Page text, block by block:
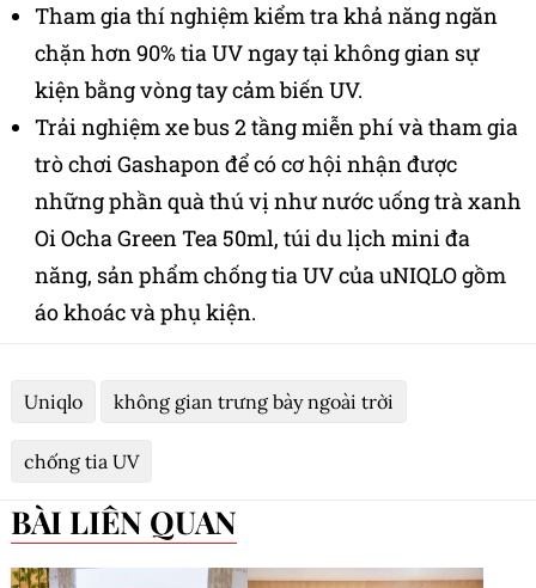
Tham gia thí nghiệm kiểm tra khả năng ngăn
chặn hơn 90% tia UV ngay tại không gian sự
kiện bằng vòng tay cảm biến UV.
Trải nghiệm xe bus 2 tầng miễn phí và tham gia
trò chơi Gashapon để có cơ hội nhận được
những phần quà thú vị như nước uống trà xanh
Oi Ocha Green Tea 50ml, túi du lịch mini đa
năng, sản phẩm chống tia UV của uNIQLO gồm
áo khoác và phụ kiện.
Uniqlo không gian trưng bày ngoài trời
chống tia UV
BÀI LIÊN QUAN